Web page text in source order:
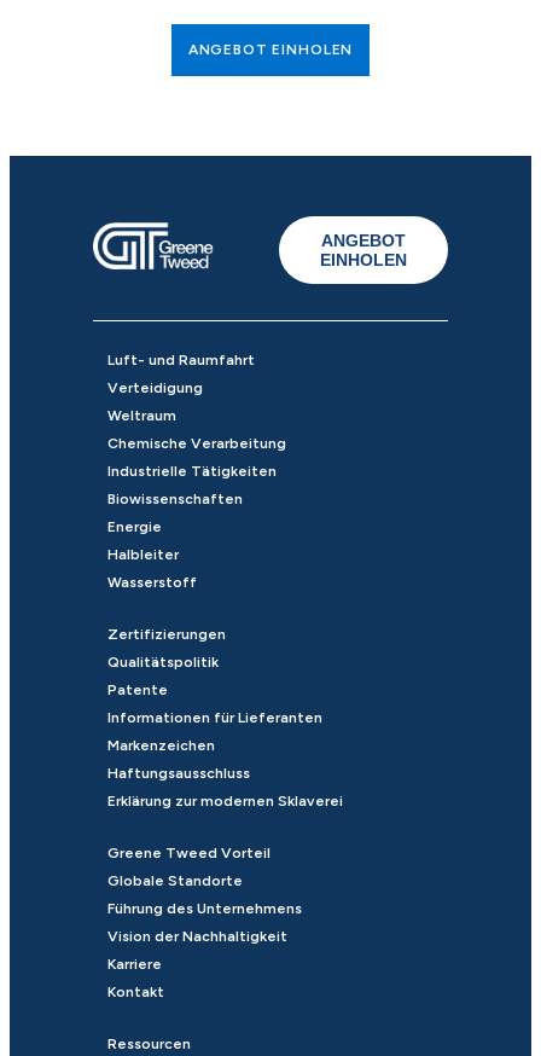
ANGEBOT EINHOLEN
ANGEBOT
EINHOLEN
Luft- und Raumfahrt
Verteidigung
Weltraum
Chemische Verarbeitung
Industrielle Tätigkeiten
Biowissenschaften
Energie
Halbleiter
Wasserstoff
Zertifizierungen
Qualitätspolitik
Patente
Informationen für Lieferanten
Markenzeichen
Haftungsausschluss
Erklärung zur modernen Sklaverei
Greene Tweed Vorteil
Globale Standorte
Führung des Unternehmens
Vision der Nachhaltigkeit
Karriere
Kontakt
Ressourcen